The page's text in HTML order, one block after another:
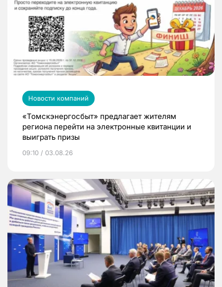
Новости компаний
«Томскэнергосбыт» предлагает жителям
региона перейти на электронные квитанции и
выиграть призы
09:10 / 03.08.26